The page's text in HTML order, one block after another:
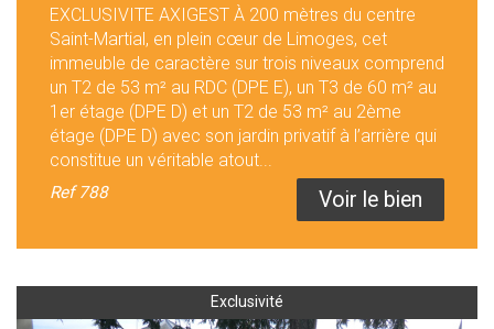
EXCLUSIVITE AXIGEST À 200 mètres du centre
Saint-Martial, en plein cœur de Limoges, cet
immeuble de caractère sur trois niveaux comprend
un T2 de 53 m² au RDC (DPE E), un T3 de 60 m² au
1er étage (DPE D) et un T2 de 53 m² au 2ème
étage (DPE D) avec son jardin privatif à l’arrière qui
constitue un véritable atout...
Ref788 Voir le bien
Exclusivité